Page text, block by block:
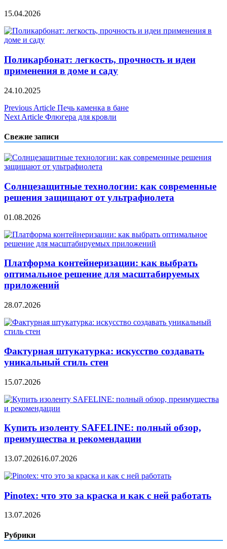
15.04.2026
Поликарбонат: легкость, прочность и идеи
применения в доме и саду
24.10.2025
Навигация
по
записям
Previous Article Печь каменка в бане
Next Article Флюгера для кровли
Свежие записи
Солнцезащитные технологии: как современные
решения защищают от ультрафиолета
01.08.2026
Платформа контейнеризации: как выбрать
оптимальное решение для масштабируемых
приложений
28.07.2026
Фактурная штукатурка: искусство создавать
уникальный стиль стен
15.07.2026
Купить изоленту SAFELINE: полный обзор,
преимущества и рекомендации
13.07.202616.07.2026
Pinotex: что это за краска и как с ней работать
13.07.2026
Рубрики